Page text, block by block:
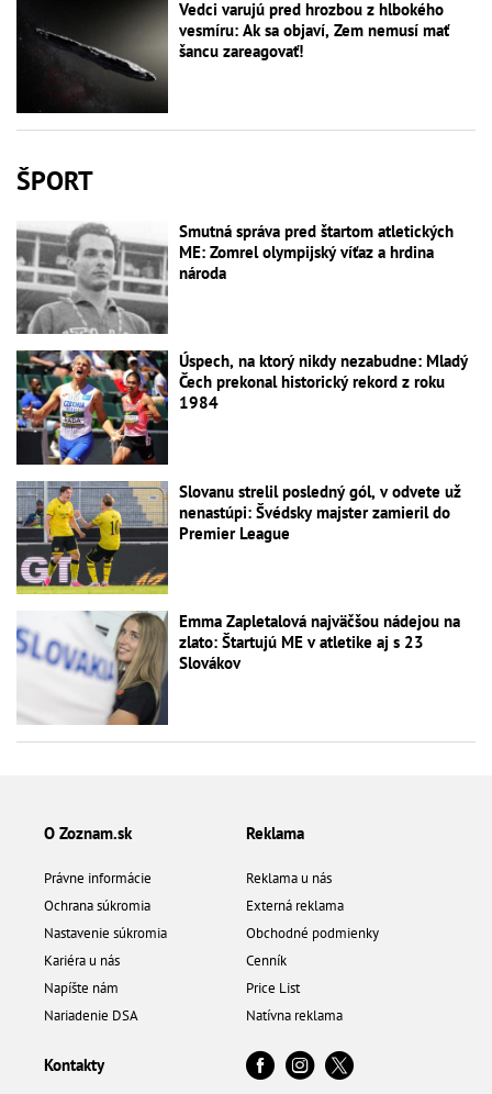
Vedci varujú pred hrozbou z hlbokého
vesmíru: Ak sa objaví, Zem nemusí mať
šancu zareagovať!
ŠPORT
Smutná správa pred štartom atletických
ME: Zomrel olympijský víťaz a hrdina
národa
Úspech, na ktorý nikdy nezabudne: Mladý
Čech prekonal historický rekord z roku
1984
Slovanu strelil posledný gól, v odvete už
nenastúpi: Švédsky majster zamieril do
Premier League
Emma Zapletalová najväčšou nádejou na
zlato: Štartujú ME v atletike aj s 23
Slovákov
O Zoznam.sk
Právne informácie
Ochrana súkromia
Nastavenie súkromia
Kariéra u nás
Napíšte nám
Nariadenie DSA
Reklama
Reklama u nás
Externá reklama
Obchodné podmienky
Cenník
Price List
Natívna reklama
Kontakty